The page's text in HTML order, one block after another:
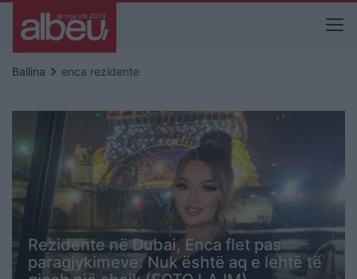
Ballina keyboard_arrow_right enca rezidente
Rezidente në Dubai, Enca flet pas
paragjykimeve: Nuk është aq e lehtë të